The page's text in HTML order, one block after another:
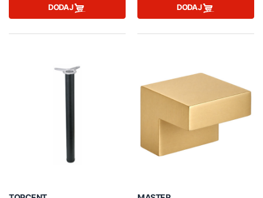
DODAJ DODAJ